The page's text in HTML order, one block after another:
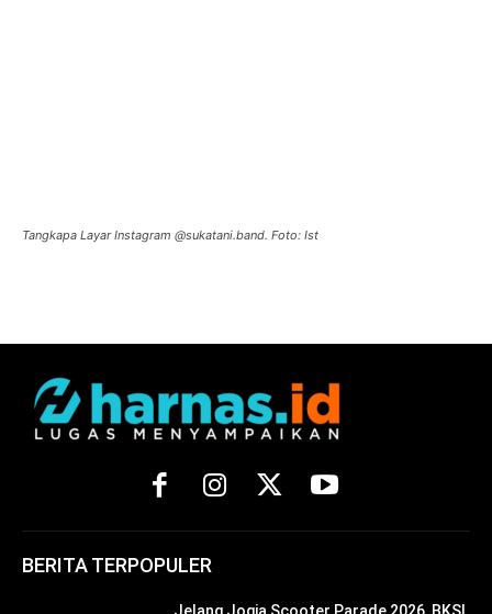
Tangkapa Layar Instagram @sukatani.band. Foto: Ist
BERITA TERPOPULER
Jelang Jogja Scooter Parade 2026, BKSI